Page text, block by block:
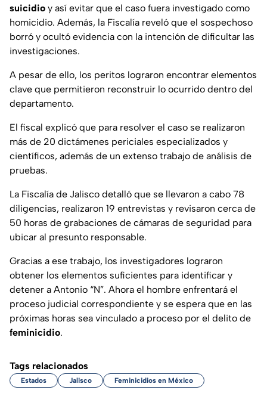
suicidio y así evitar que el caso fuera investigado como
homicidio. Además, la Fiscalía reveló que el sospechoso
borró y ocultó evidencia con la intención de dificultar las
investigaciones.
A pesar de ello, los peritos lograron encontrar elementos
clave que permitieron reconstruir lo ocurrido dentro del
departamento.
El fiscal explicó que para resolver el caso se realizaron
más de 20 dictámenes periciales especializados y
científicos, además de un extenso trabajo de análisis de
pruebas.
La Fiscalía de Jalisco detalló que se llevaron a cabo 78
diligencias, realizaron 19 entrevistas y revisaron cerca de
50 horas de grabaciones de cámaras de seguridad para
ubicar al presunto responsable.
Gracias a ese trabajo, los investigadores lograron
obtener los elementos suficientes para identificar y
detener a Antonio “N”. Ahora el hombre enfrentará el
proceso judicial correspondiente y se espera que en las
próximas horas sea vinculado a proceso por el delito de
feminicidio.
Tags relacionados
Estados Jalisco Feminicidios en México